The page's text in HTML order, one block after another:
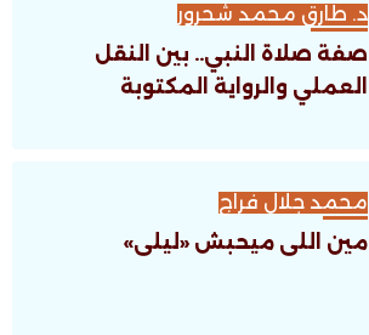
د. طارق محمد شحرور
صفة صلاة النبي.. بين النقل
العملي والرواية المكتوبة
محمد جلال فراج
مين اللى ميحبش «ليلى»